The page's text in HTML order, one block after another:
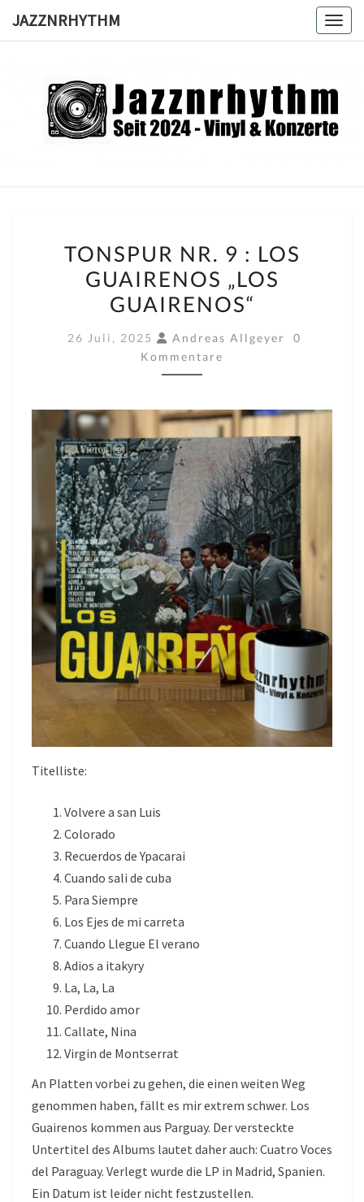
JAZZNRHYTHM
Seit
2024 –
NR.
9
:
GUAIRENOS
TONSPUR NR. 9 : LOS
GUAIRENOS „LOS
GUAIRENOS“
26 Juli, 2025 Andreas Allgeyer
0
Kommentare
Titelliste:
Volvere a san Luis
Colorado
Recuerdos de Ypacarai
Cuando sali de cuba
Para Siempre
Los Ejes de mi carreta
Cuando Llegue El verano
Adios a itakyry
La, La, La
Perdido amor
Callate, Nina
Virgin de Montserrat
An Platten vorbei zu gehen, die einen weiten Weg
genommen haben, fällt es mir extrem schwer. Los
Guairenos kommen aus Parguay. Der versteckte
Untertitel des Albums lautet daher auch: Cuatro Voces
del Paraguay. Verlegt wurde die LP in Madrid, Spanien.
Ein Datum ist leider nicht festzustellen.